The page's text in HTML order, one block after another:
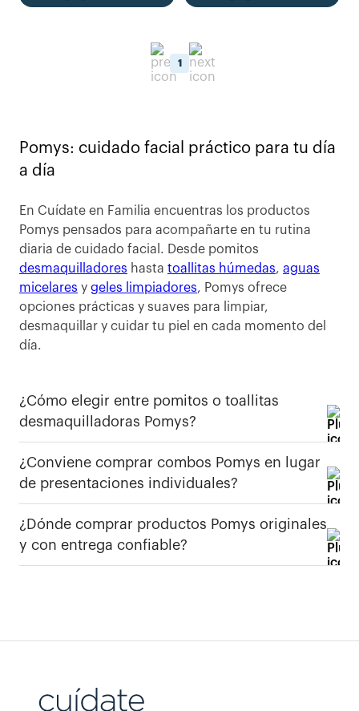
1
Pomys: cuidado facial práctico para tu día
a día
En Cuídate en Familia encuentras los productos
Pomys pensados para acompañarte en tu rutina
diaria de cuidado facial. Desde pomitos
desmaquilladores hasta toallitas húmedas, aguas
micelares y geles limpiadores, Pomys ofrece
opciones prácticas y suaves para limpiar,
desmaquillar y cuidar tu piel en cada momento del
día.
¿Cómo elegir entre pomitos o toallitas
desmaquilladoras Pomys?
¿Conviene comprar combos Pomys en lugar
de presentaciones individuales?
¿Dónde comprar productos Pomys originales
y con entrega confiable?